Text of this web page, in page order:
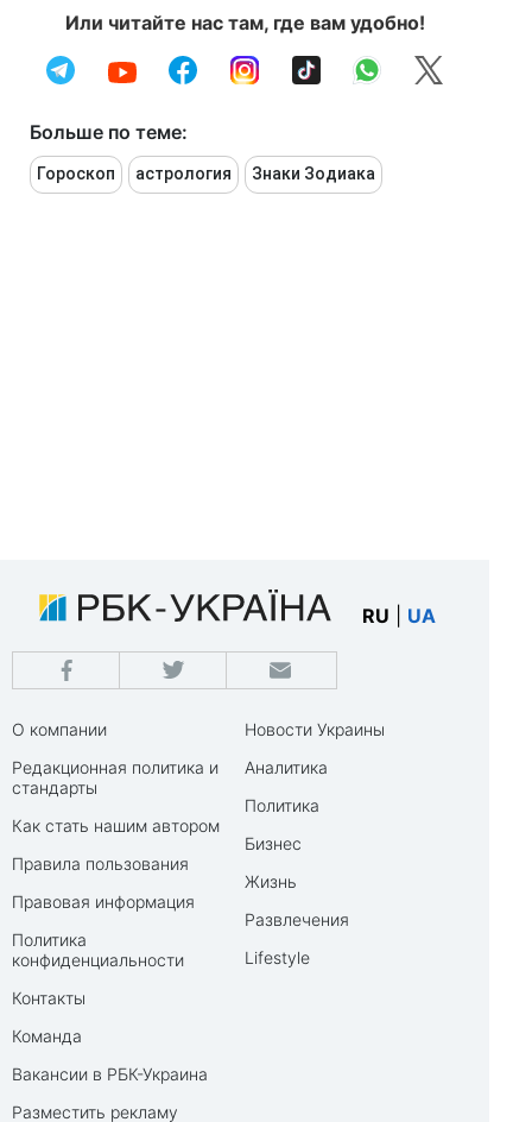
Или читайте нас там, где вам удобно!
Больше по теме:
Гороскоп астрология Знаки Зодиака
RU UA
О компании
Редакционная политика и
стандарты
Как стать нашим автором
Правила пользования
Правовая информация
Политика
конфиденциальности
Контакты
Команда
Вакансии в РБК-Украина
Разместить рекламу
Новости Украины
Аналитика
Политика
Бизнес
Жизнь
Развлечения
Lifestyle